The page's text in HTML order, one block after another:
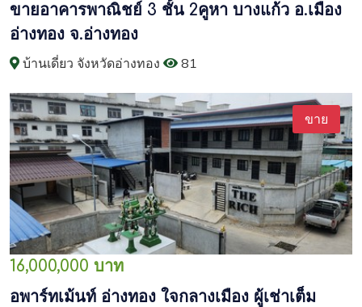
ขายอาคารพาณิชย์ 3 ชั้น 2คูหา บางแก้ว อ.เมือง
อ่างทอง จ.อ่างทอง
บ้านเดี่ยว จังหวัดอ่างทอง 81
ขาย
16,000,000 บาท
อพาร์ทเม้นท์ อ่างทอง ใจกลางเมือง ผู้เช่าเต็ม